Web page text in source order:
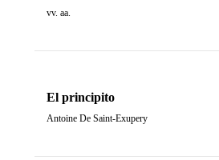
vv. aa.
El principito
Antoine De Saint-Exupery